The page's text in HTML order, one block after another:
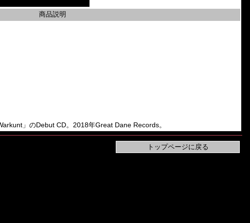
商品説明
」のDebut CD。2018年Great Dane Records。